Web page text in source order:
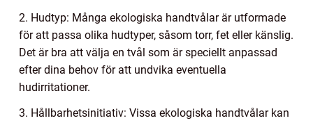
2. Hudtyp: Många ekologiska handtvålar är utformade
för att passa olika hudtyper, såsom torr, fet eller känslig.
Det är bra att välja en tvål som är speciellt anpassad
efter dina behov för att undvika eventuella
hudirritationer.
3. Hållbarhetsinitiativ: Vissa ekologiska handtvålar kan